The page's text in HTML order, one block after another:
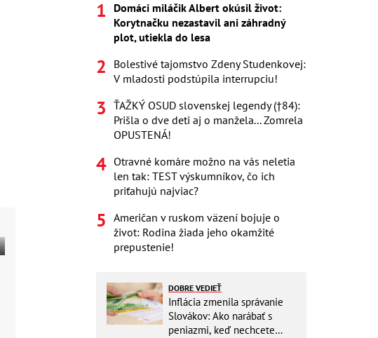
Domáci miláčik Albert okúsil život:
Korytnačku nezastavil ani záhradný
plot, utiekla do lesa
Bolestivé tajomstvo Zdeny Studenkovej:
V mladosti podstúpila interrupciu!
ŤAŽKÝ OSUD slovenskej legendy (†84):
Prišla o dve deti aj o manžela... Zomrela
OPUSTENÁ!
Otravné komáre možno na vás neletia
len tak: TEST výskumníkov, čo ich
priťahujú najviac?
Američan v ruskom väzení bojuje o
život: Rodina žiada jeho okamžité
prepustenie!
DOBRE VEDIEŤ
Inflácia zmenila správanie
Slovákov: Ako narábať s
peniazmi, keď nechcete